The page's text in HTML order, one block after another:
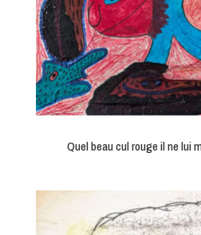
Quel beau cul rouge il ne lui